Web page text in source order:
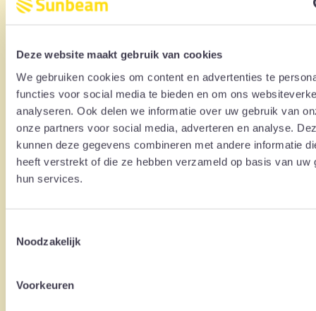
Deze website maakt gebruik van cookies
We gebruiken cookies om content en advertenties te
functies voor social media te bieden en om ons
analyseren. Ook delen we informatie over uw gebruik van
onze partners voor social media, adverteren en analyse.
kunnen deze gegevens combineren met andere informatie
heeft verstrekt of die ze hebben verzameld op basis van uw
hun services.
Noodzakelijk
Voorkeuren
Verfügung gestellt. Es können hieraus keine
Rechte abgeleitet werden. Sunbeam BV haftet
nicht für direkte oder indirekte Schäden, die aus
entstehen.
Sunbeam BV behält sich das Recht vor, die Website
und ihren Inhalt jederzeit und ohne vorherige
Ankündigung zu ändern oder einzustellen.
Sunbeam BV haftet nicht für etwaige Folgen
solcher Änderungen oder Kündigungen.
Benutzers. Der Inhalt dieser Website, sowohl Text
Sunbeam BV und dürfen ohne vorherige